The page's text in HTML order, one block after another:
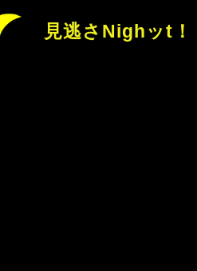
見逃さNighッt！